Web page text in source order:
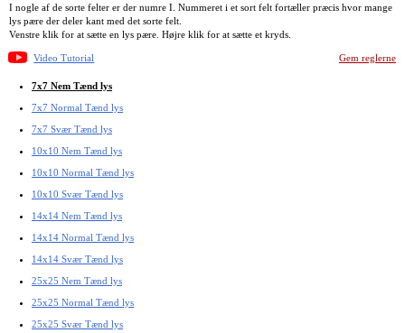
I nogle af de sorte felter er der numre I. Nummeret i et sort felt fortæller præcis hvor mange
lys pære der deler kant med det sorte felt.
Venstre klik for at sætte en lys pære. Højre klik for at sætte et kryds.
Video Tutorial Gem reglerne
7x7 Nem Tænd lys
7x7 Normal Tænd lys
7x7 Svær Tænd lys
10x10 Nem Tænd lys
10x10 Normal Tænd lys
10x10 Svær Tænd lys
14x14 Nem Tænd lys
14x14 Normal Tænd lys
14x14 Svær Tænd lys
25x25 Nem Tænd lys
25x25 Normal Tænd lys
25x25 Svær Tænd lys